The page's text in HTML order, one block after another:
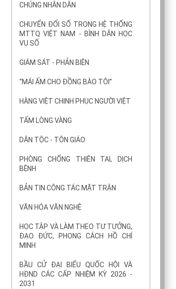
CHÚNG NHÂN DÂN
CHUYỂN ĐỔI SỐ TRONG HỆ THỐNG
MTTQ VIỆT NAM - BÌNH DÂN HỌC
VỤ SỐ
GIÁM SÁT - PHẢN BIỆN
“MÁI ẤM CHO ĐỒNG BÀO TÔI”
HÀNG VIỆT CHINH PHỤC NGƯỜI VIỆT
TẤM LÒNG VÀNG
DÂN TỘC - TÔN GIÁO
PHÒNG CHỐNG THIÊN TAI, DỊCH
BỆNH
BẢN TIN CÔNG TÁC MẶT TRẬN
VĂN HÓA VĂN NGHỆ
HỌC TẬP VÀ LÀM THEO TƯ TƯỞNG,
ĐẠO ĐỨC, PHONG CÁCH HỒ CHÍ
MINH
BẦU CỬ ĐẠI BIỂU QUỐC HỘI VÀ
HĐND CÁC CẤP NHIỆM KỲ 2026 -
2031